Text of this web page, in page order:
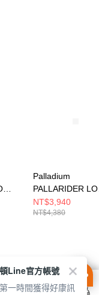
男
Palladium
PALLARIDER LO
WPA~VETIVER
休閒鞋 74344339
NT$3,940
NT$4,380
方式之詳情，及若您不希
定，請參閱本網站「
隱私
Line官方帳號
一時間獲得好康訊